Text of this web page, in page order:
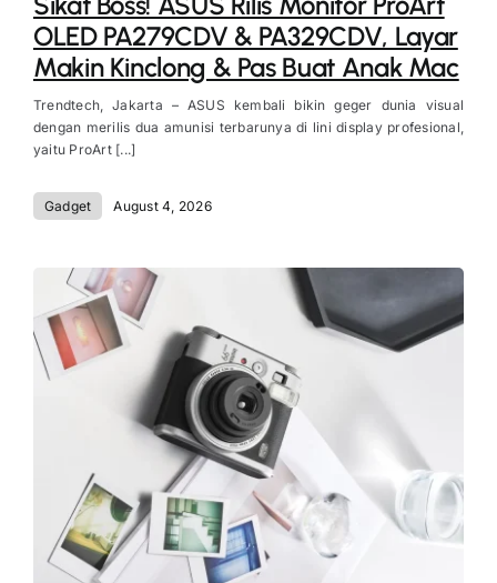
OLED PA279CDV & PA329CDV, Layar
Makin Kinclong & Pas Buat Anak Mac
Trendtech, Jakarta – ASUS kembali bikin geger dunia visual
dengan merilis dua amunisi terbarunya di lini display profesional,
yaitu ProArt [...]
Gadget August 4, 2026